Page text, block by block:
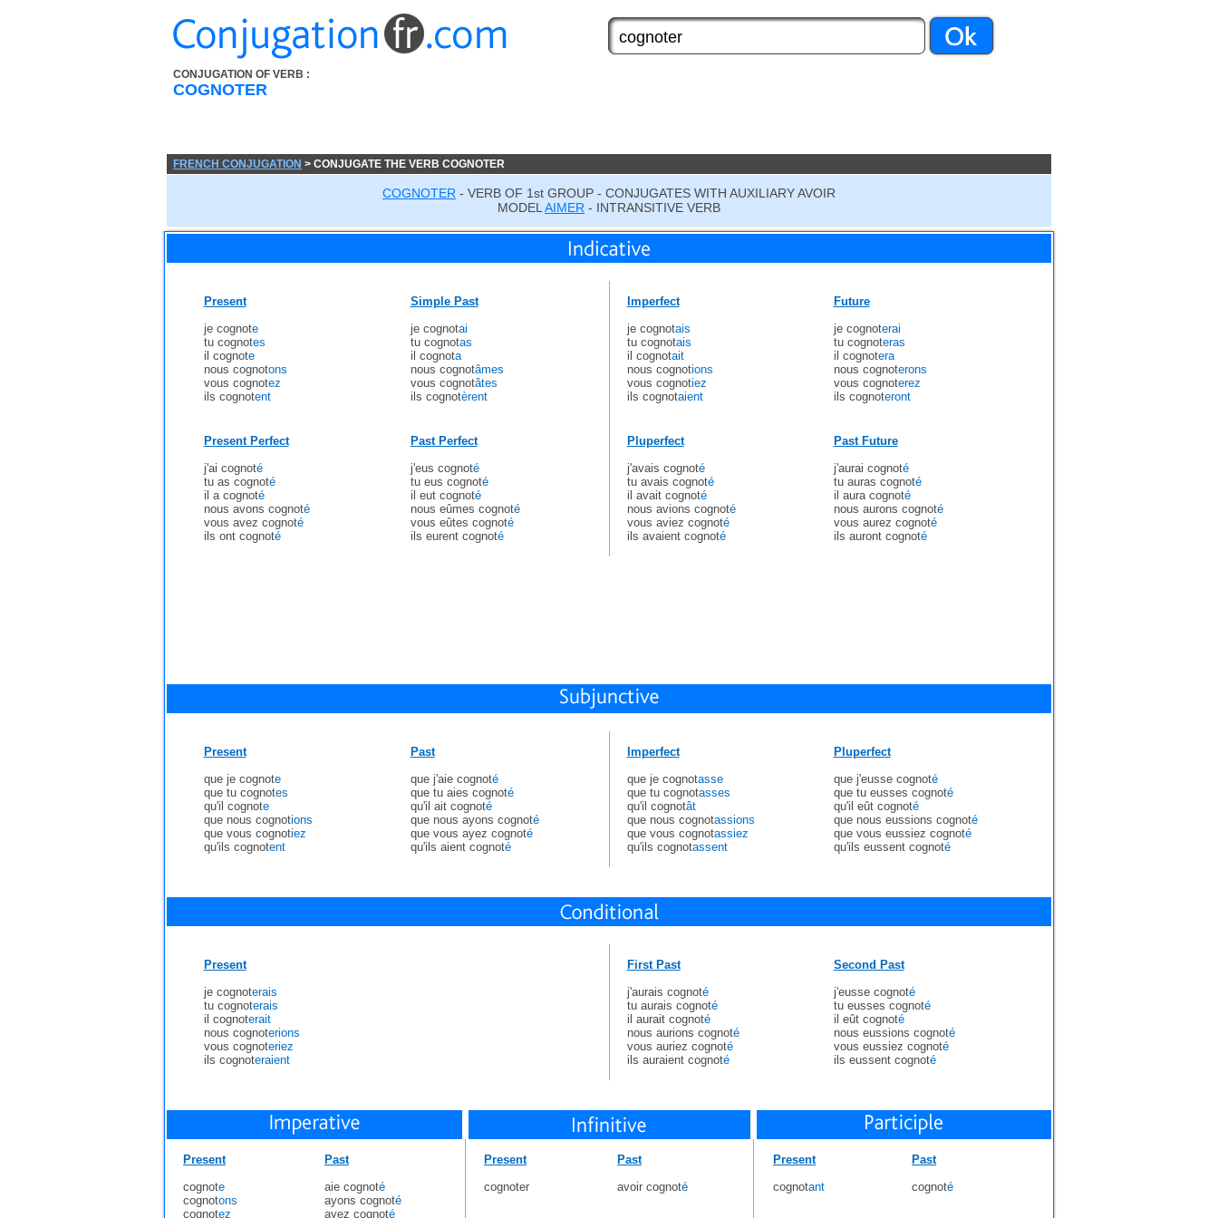
CONJUGATION OF VERB :
COGNOTER
FRENCH CONJUGATION > CONJUGATE THE VERB COGNOTER
COGNOTER - VERB OF 1st GROUP - CONJUGATES WITH AUXILIARY AVOIR
MODEL AIMER - INTRANSITIVE VERB
Present
je cognote
tu cognotes
il cognote
nous cognotons
vous cognotez
ils cognotent
Simple Past
je cognotai
tu cognotas
il cognota
nous cognotâmes
vous cognotâtes
ils cognotèrent
Present Perfect
j'ai cognoté
tu as cognoté
il a cognoté
nous avons cognoté
vous avez cognoté
ils ont cognoté
Past Perfect
j'eus cognoté
tu eus cognoté
il eut cognoté
nous eûmes cognoté
vous eûtes cognoté
ils eurent cognoté
Imperfect
je cognotais
tu cognotais
il cognotait
nous cognotions
vous cognotiez
ils cognotaient
Future
je cognoterai
tu cognoteras
il cognotera
nous cognoterons
vous cognoterez
ils cognoteront
Pluperfect
j'avais cognoté
tu avais cognoté
il avait cognoté
nous avions cognoté
vous aviez cognoté
ils avaient cognoté
Past Future
j'aurai cognoté
tu auras cognoté
il aura cognoté
nous aurons cognoté
vous aurez cognoté
ils auront cognoté
Present
que je cognote
que tu cognotes
qu'il cognote
que nous cognotions
que vous cognotiez
qu'ils cognotent
Past
que j'aie cognoté
que tu aies cognoté
qu'il ait cognoté
que nous ayons cognoté
que vous ayez cognoté
qu'ils aient cognoté
Imperfect
que je cognotasse
que tu cognotasses
qu'il cognotât
que nous cognotassions
que vous cognotassiez
qu'ils cognotassent
Pluperfect
que j'eusse cognoté
que tu eusses cognoté
qu'il eût cognoté
que nous eussions cognoté
que vous eussiez cognoté
qu'ils eussent cognoté
Present
je cognoterais
tu cognoterais
il cognoterait
nous cognoterions
vous cognoteriez
ils cognoteraient
First Past
j'aurais cognoté
tu aurais cognoté
il aurait cognoté
nous aurions cognoté
vous auriez cognoté
ils auraient cognoté
Second Past
j'eusse cognoté
tu eusses cognoté
il eût cognoté
nous eussions cognoté
vous eussiez cognoté
ils eussent cognoté
Present
cognote
cognotons
cognotez
Past
aie cognoté
ayons cognoté
ayez cognoté
Present
cognoter
Past
avoir cognoté
Present
cognotant
Past
cognoté